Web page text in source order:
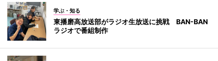
学ぶ・知る
東播磨高放送部がラジオ生放送に挑戦 BAN-BAN
ラジオで番組制作